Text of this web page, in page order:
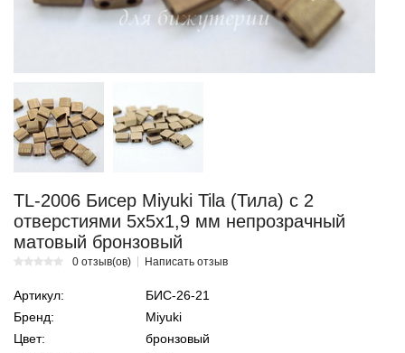
TL-2006 Бисер Miyuki Tila (Тила) с 2
отверстиями 5х5х1,9 мм непрозрачный
матовый бронзовый
0 отзыв(ов) Написать отзыв
Артикул:
БИС-26-21
Бренд:
Miyuki
Цвет:
бронзовый